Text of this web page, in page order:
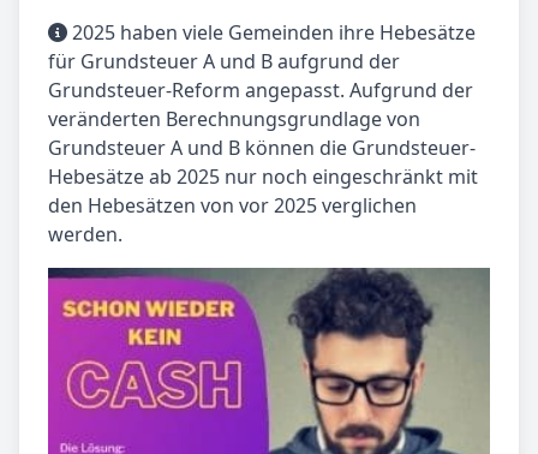
2025 haben viele Gemeinden ihre Hebesätze
für Grundsteuer A und B aufgrund der
Grundsteuer-Reform angepasst. Aufgrund der
veränderten Berechnungsgrundlage von
Grundsteuer A und B können die Grundsteuer-
Hebesätze ab 2025 nur noch eingeschränkt mit
den Hebesätzen von vor 2025 verglichen
werden.